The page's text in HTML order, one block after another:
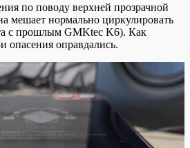
по поводу верхней прозрачной
мешает нормально циркулировать
с прошлым GMKtec K6). Как
опасения оправдались.